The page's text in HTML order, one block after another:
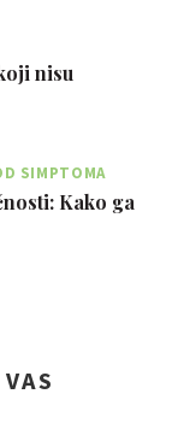
nisu
SIMPTOMA
Kako ga